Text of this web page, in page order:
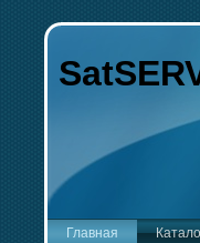
Главная